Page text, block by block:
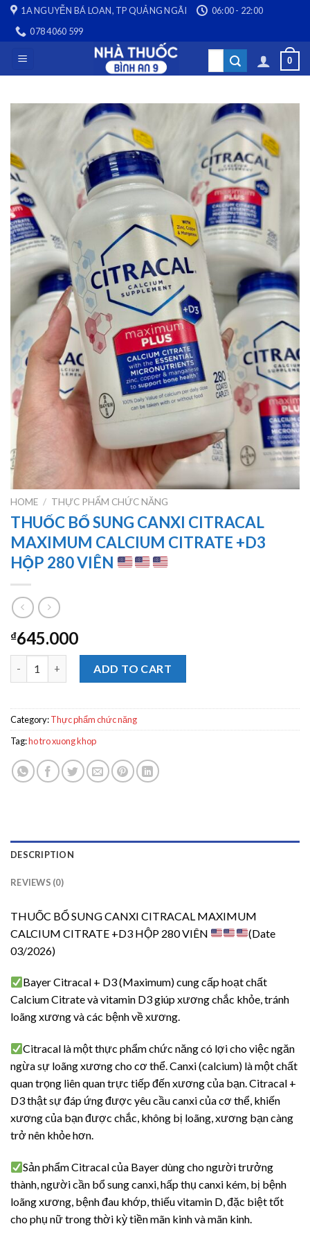
Skip
content
1A NGUYỄN BÁ LOAN, TP QUẢNG NGÃI
06:00 - 22:00
078 4060 599
Search
0
HOME / THỰC PHẨM CHỨC NĂNG
THUỐC BỔ SUNG CANXI CITRACAL
MAXIMUM CALCIUM CITRATE +D3
HỘP 280 VIÊN
₫645.000
ADD TO CART
Category:Thực phẩm chức năng
Tag:ho tro xuong khop
DESCRIPTION
REVIEWS (0)
THUỐC BỔ SUNG CANXI CITRACAL MAXIMUM
CALCIUM CITRATE +D3 HỘP 280 VIÊN
(Date
03/2026)
Bayer Citracal + D3 (Maximum) cung cấp hoạt chất
Calcium Citrate và vitamin D3 giúp xương chắc khỏe, tránh
loãng xương và các bệnh về xương.
Citracal là một thực phẩm chức năng có lợi cho việc ngăn
ngừa sự loãng xương cho cơ thể. Canxi (calcium) là một chất
quan trọng liên quan trực tiếp đến xương của bạn. Citracal +
D3 thật sự đáp ứng được yêu cầu canxi của cơ thể, khiến
xương của bạn được chắc, không bị loãng, xương bạn càng
trở nên khỏe hơn.
Sản phẩm Citracal của Bayer dùng cho người trưởng
thành, người cần bổ sung canxi, hấp thụ canxi kém, bị bệnh
loãng xương, bệnh đau khớp, thiếu vitamin D, đặc biệt tốt
cho phụ nữ trong thời kỳ tiền mãn kinh và mãn kinh.